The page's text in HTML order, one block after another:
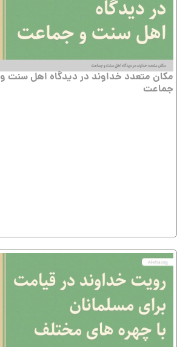
مکان متعدد خداوند در دیدگاه اهل سنت و
جماعت